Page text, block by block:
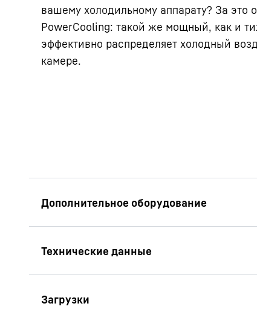
вашему холодильному аппарату? За это
PowerCooling: такой же мощный, как и
эффективно распределяет холодный
камере.
Liebherr